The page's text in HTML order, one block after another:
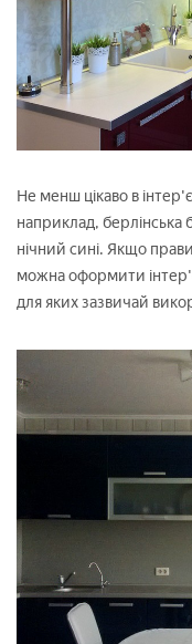
Не менш цікаво в
наприклад, берлінська
нічний сині. Якщо
можна оформити
для яких зазвичай